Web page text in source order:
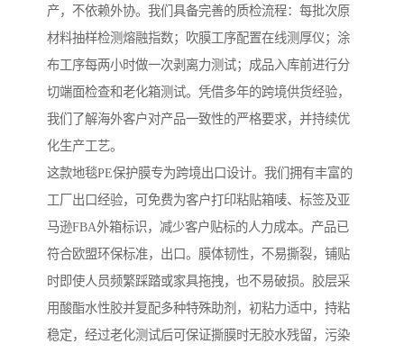
产，不依赖外协。我们具备完善的质检流程：每批次原
材料抽样检测熔融指数；吹膜工序配置在线测厚仪；涂
布工序每两小时做一次剥离力测试；成品入库前进行分
切端面检查和老化箱测试。凭借多年的跨境供货经验，
我们了解海外客户对产品一致性的严格要求，并持续优
化生产工艺。
这款地毯PE保护膜专为跨境出口设计。我们拥有丰富的
工厂出口经验，可免费为客户打印粘贴箱唛、标签及亚
马逊FBA外箱标识，减少客户贴标的人力成本。产品已
符合欧盟环保标准，出口。膜体韧性，不易撕裂，铺贴
时即使人员频繁踩踏或家具拖拽，也不易破损。胶层采
用酸酯水性胶并复配多种特殊助剂，初粘力适中，持粘
稳定，经过老化测试后可保证撕膜时无胶水残留，污染